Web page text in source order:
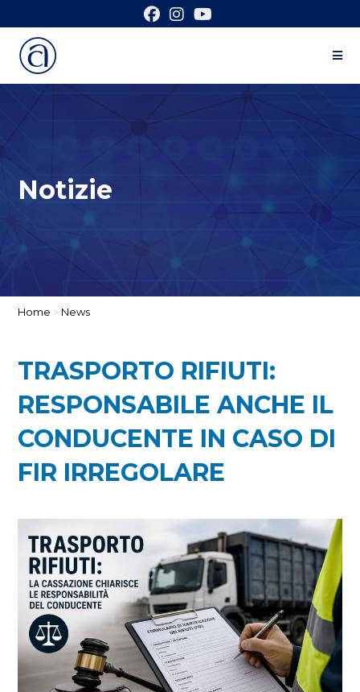
Notizie
Home > News
TRASPORTO RIFIUTI:
RESPONSABILE ANCHE IL
CONDUCENTE IN CASO DI
FIR IRREGOLARE